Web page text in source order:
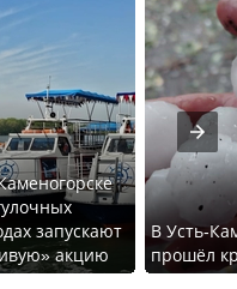
запускают
акцию
В Усть-
прошёл